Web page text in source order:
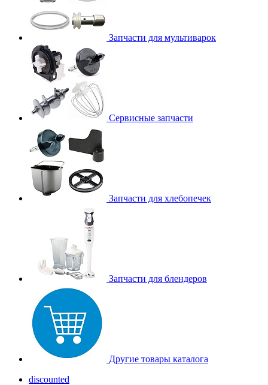
Запчасти для мультиварок
Сервисные запчасти
Запчасти для хлебопечек
Запчасти для блендеров
Другие товары каталога
discounted